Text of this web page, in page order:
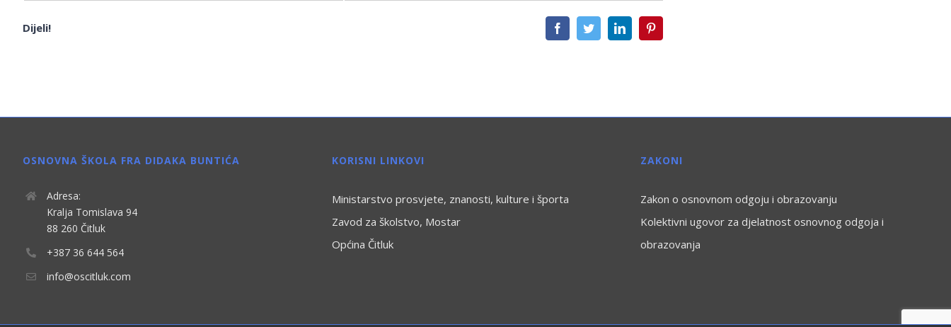
Dijeli! FacebookTwitterLinkedIn
OSNOVNA ŠKOLA FRA DIDAKA BUNTIĆA
Adresa:
Kralja Tomislava 94
88 260 Čitluk
+387 36 644 564
info@oscitluk.com
KORISNI LINKOVI
Ministarstvo prosvjete, znanosti, kulture i športa
Zavod za školstvo, Mostar
Općina Čitluk
ZAKONI
Zakon o osnovnom odgoju i obrazovanju
Kolektivni ugovor za djelatnost osnovnog odgoja i
obrazovanja